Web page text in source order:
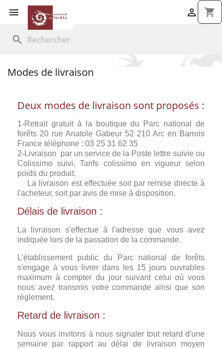
 shopping_cart

search
Modes de livraison
Deux modes de livraison sont proposés :
1-Retrait gratuit à la boutique du Parc national de
forêts 20 rue Anatole Gabeur 52 210 Arc en Barrois
France téléphone : 03 25 31 62 35
2-Livraison par un service de la Poste lettre suivie ou
Colissimo suivi. Tarifs colissimo en vigueur selon
poids du produit.
La livraison est effectuée soit par remise directe à
l'acheteur, soit par avis de mise à disposition.
Délais de livraison :
La livraison s'effectue à l'adresse que vous avez
indiquée lors de la passation de la commande.
L’établissement public du Parc national de forêts
s'engage à vous livrer dans les 15 jours ouvrables
maximum à compter du jour suivant celui où vous
nous avez transmis votre commande ainsi que son
règlement.
Retard de livraison :
Nous vous invitons à nous signaler tout retard d'une
semaine par rapport au délai de livraison moyen